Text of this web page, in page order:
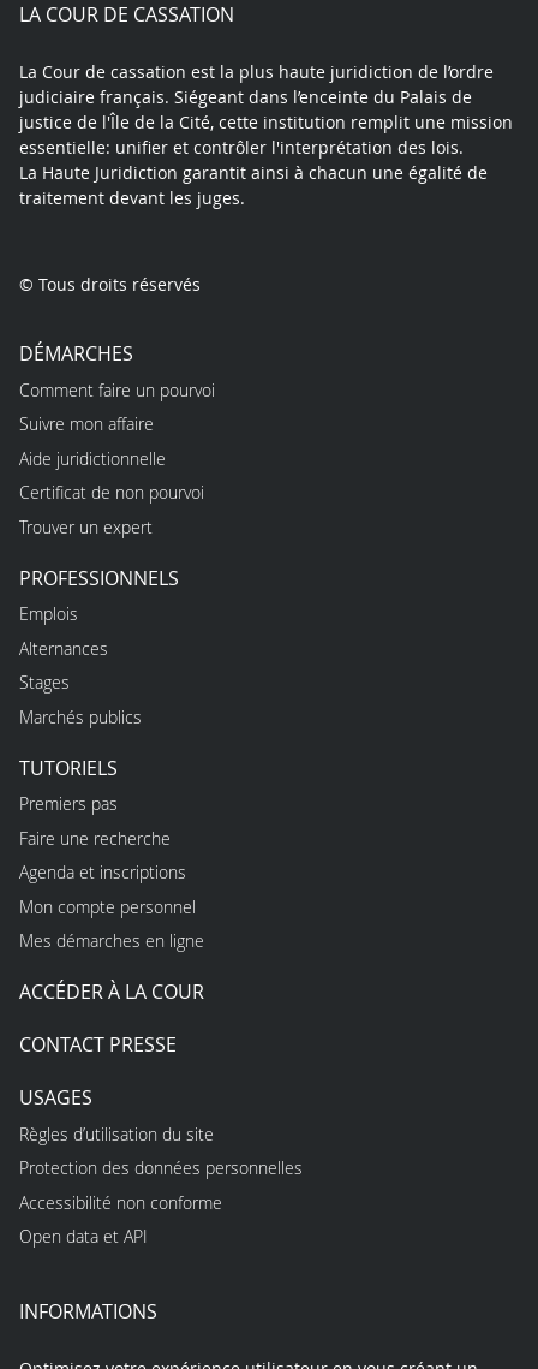
LA COUR DE CASSATION
La Cour de cassation est la plus haute juridiction de l’ordre
judiciaire français. Siégeant dans l’enceinte du Palais de
justice de l'Île de la Cité, cette institution remplit une mission
essentielle: unifier et contrôler l'interprétation des lois.
La Haute Juridiction garantit ainsi à chacun une égalité de
traitement devant les juges.
© Tous droits réservés
DÉMARCHES
Comment faire un pourvoi
Suivre mon affaire
Aide juridictionnelle
Certificat de non pourvoi
Trouver un expert
PROFESSIONNELS
Emplois
Alternances
Stages
Marchés publics
TUTORIELS
Premiers pas
Faire une recherche
Agenda et inscriptions
Mon compte personnel
Mes démarches en ligne
ACCÉDER À LA COUR
CONTACT PRESSE
USAGES
Règles d’utilisation du site
Protection des données personnelles
Accessibilité non conforme
Open data et API
INFORMATIONS